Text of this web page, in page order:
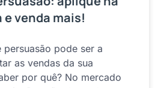
venda mais!
pode ser a
as vendas da sua
por quê? No mercado